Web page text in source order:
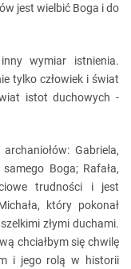
jest wielbić Boga i do
wymiar istnienia.
tylko człowiek i świat
istot duchowych -
Gabriela,
Boga; Rafała,
trudności i jest
który pokonał
złymi duchami.
chciałbym się chwilę
i jego rolą w historii